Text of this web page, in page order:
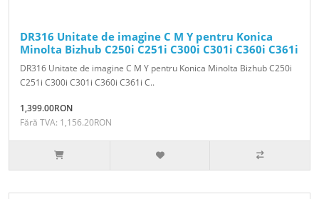
DR316 Unitate de imagine C M Y pentru Konica
Minolta Bizhub C250i C251i C300i C301i C360i C361i
DR316 Unitate de imagine C M Y pentru Konica Minolta Bizhub C250i
C251i C300i C301i C360i C361i C..
1,399.00RON
Fără TVA: 1,156.20RON